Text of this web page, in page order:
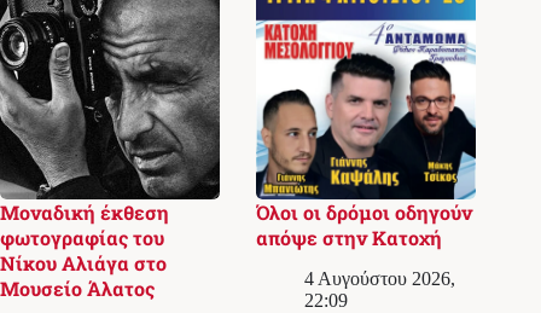
Μοναδική έκθεση
φωτογραφίας του
Νίκου Αλιάγα στο
Μουσείο Άλατος
Όλοι οι δρόμοι οδηγούν
απόψε στην Κατοχή
4 Αυγούστου 2026,
22:09